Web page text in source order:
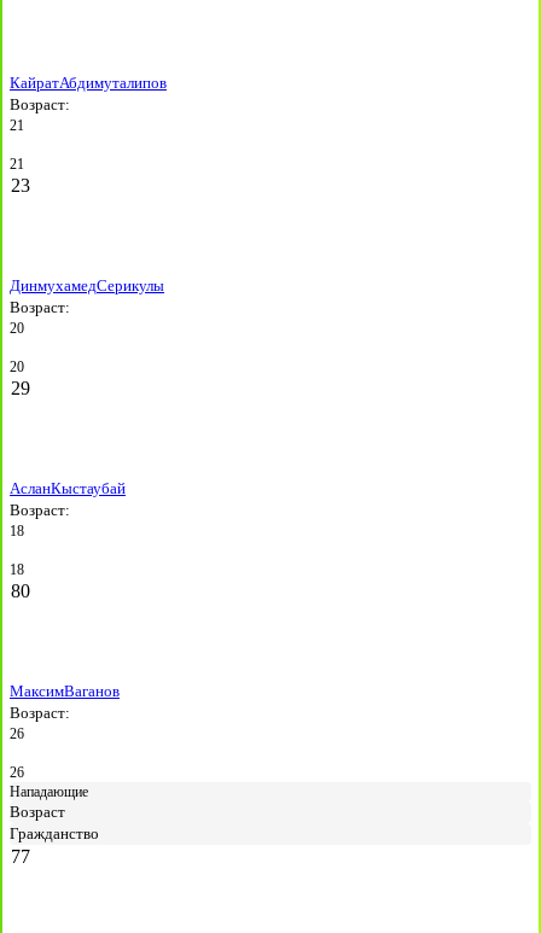
КайратАбдимуталипов
Возраст:
21
21
23
ДинмухамедСерикулы
Возраст:
20
20
29
АсланКыстаубай
Возраст:
18
18
80
МаксимВаганов
Возраст:
26
26
Нападающие
Возраст
Гражданство
77